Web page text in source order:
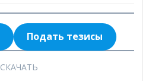
Подать тезисы
СКАЧАТЬ